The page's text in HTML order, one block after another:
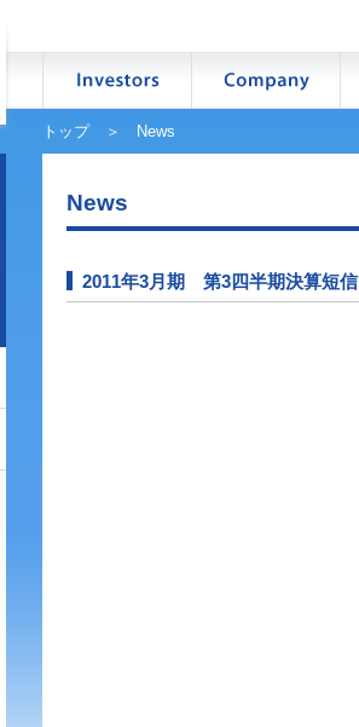
トップ＞ News
News
2011年3月期 第3四半期決算短信